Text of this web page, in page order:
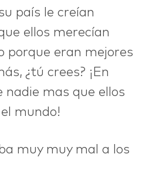
país le creían
ellos merecían
porque eran mejores
¿tú crees? ¡En
nadie mas que ellos
mundo!
muy muy mal a los